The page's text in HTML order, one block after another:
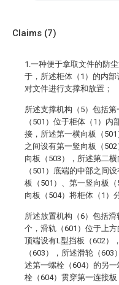
Claims (7)
1.一种便于拿取文件的防
于，所述柜体（1）的内部
对文件进行支撑和放置；
所述支撑机构（5）包括
（501）位于柜体（1）
接，所述第一横向板（
之间设有第一竖向板（
向板（503），所述第二
（501）底端的中部之间
板（501）、第一竖向板
向板（504）将柜体（1）
所述放置机构（6）包括
个，滑轨（601）位于上
顶端设有L型挡板（602）
（603），所述滑轮（
述第一螺栓（604）的另
栓（604）贯穿第一连接